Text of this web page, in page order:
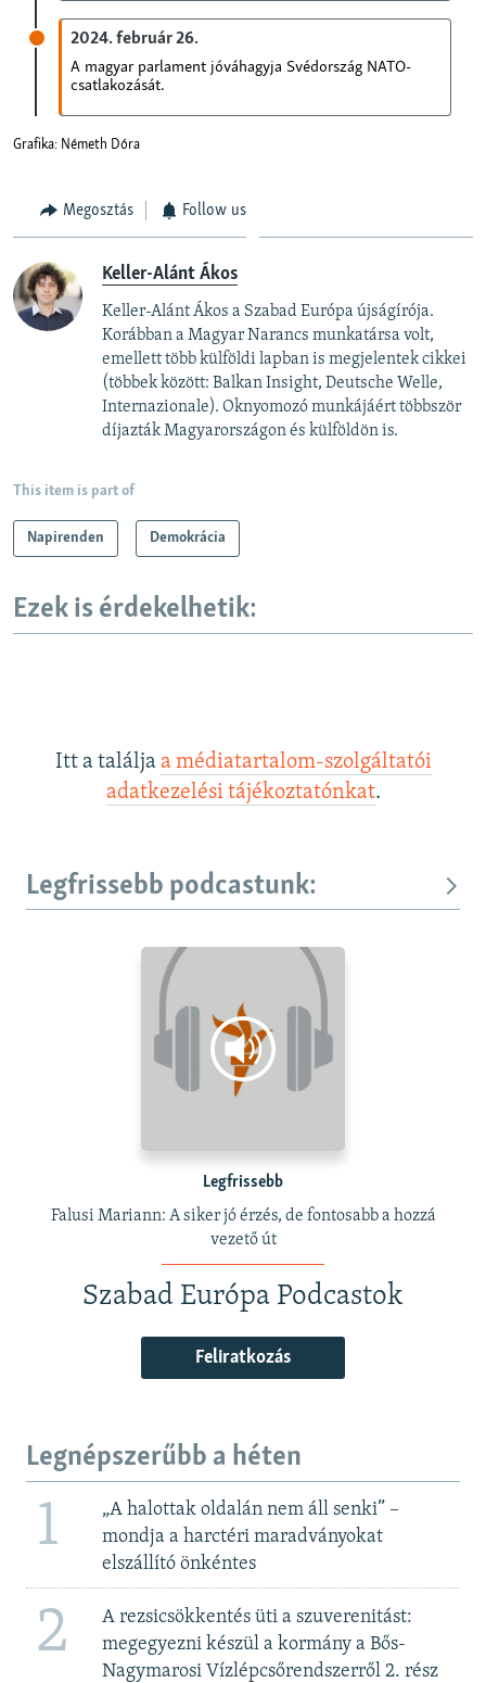
Megosztás Follow us
Keller-Alánt Ákos
Keller-Alánt Ákos a Szabad Európa újságírója.
Korábban a Magyar Narancs munkatársa volt,
emellett több külföldi lapban is megjelentek cikkei
(többek között: Balkan Insight, Deutsche Welle,
Internazionale). Oknyomozó munkájáért többször
díjazták Magyarországon és külföldön is.
This item is part of
Napirenden Demokrácia
Ezek is érdekelhetik:
Itt a találja a médiatartalom-szolgáltatói
adatkezelési tájékoztatónkat.
Legfrissebb podcastunk:
Legfrissebb
Falusi Mariann: A siker jó érzés, de fontosabb a hozzá
vezető út
Szabad Európa Podcastok
Feliratkozás
Legnépszerűbb a héten
1
„A halottak oldalán nem áll senki” –
mondja a harctéri maradványokat
elszállító önkéntes
2
A rezsicsökkentés üti a szuverenitást:
megegyezni készül a kormány a Bős-
Nagymarosi Vízlépcsőrendszerről 2. rész